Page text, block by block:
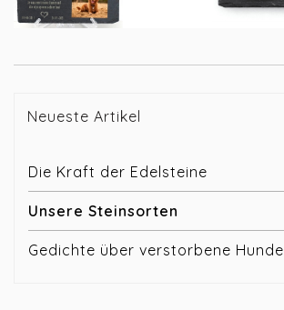
Neueste Artikel
Die Kraft der Edelsteine
Unsere Steinsorten
Gedichte über verstorbene Hunde